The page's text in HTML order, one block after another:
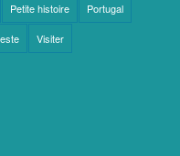
Petite histoire Portugal
Visiter